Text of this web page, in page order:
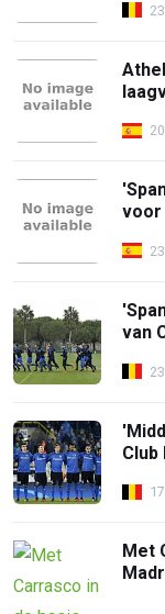
voor
van
Club
Met